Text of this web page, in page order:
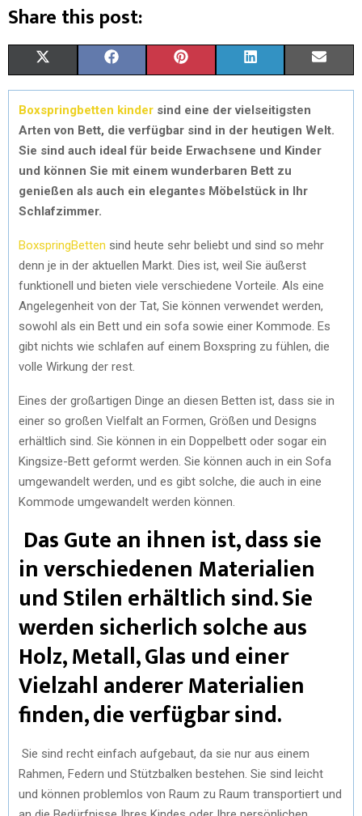
Share this post:
(
T
W
I
E
R
)
A
C
E
B
K
I
N
T
E
S
T
I
N
K
E
N
M
Boxspringbetten kinder sind eine der vielseitigsten
Arten von Bett, die verfügbar sind in der heutigen Welt.
Sie sind auch ideal für beide Erwachsene und Kinder
und können Sie mit einem wunderbaren Bett zu
genießen als auch ein elegantes Möbelstück in Ihr
Schlafzimmer.
BoxspringBetten sind heute sehr beliebt und sind so mehr
denn je in der aktuellen Markt. Dies ist, weil Sie äußerst
funktionell und bieten viele verschiedene Vorteile. Als eine
Angelegenheit von der Tat, Sie können verwendet werden,
sowohl als ein Bett und ein sofa sowie einer Kommode. Es
gibt nichts wie schlafen auf einem Boxspring zu fühlen, die
volle Wirkung der rest.
Eines der großartigen Dinge an diesen Betten ist, dass sie in
einer so großen Vielfalt an Formen, Größen und Designs
erhältlich sind. Sie können in ein Doppelbett oder sogar ein
Kingsize-Bett geformt werden. Sie können auch in ein Sofa
umgewandelt werden, und es gibt solche, die auch in eine
Kommode umgewandelt werden können.
Das Gute an ihnen ist, dass sie
in verschiedenen Materialien
und Stilen erhältlich sind. Sie
werden sicherlich solche aus
Holz, Metall, Glas und einer
Vielzahl anderer Materialien
finden, die verfügbar sind.
Sie sind recht einfach aufgebaut, da sie nur aus einem
Rahmen, Federn und Stützbalken bestehen. Sie sind leicht
und können problemlos von Raum zu Raum transportiert und